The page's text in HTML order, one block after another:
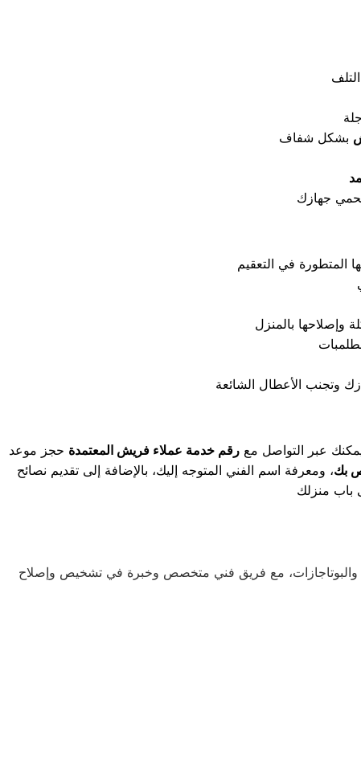
بشكل شفاف
يمكنك عبر التواصل مع رقم خدمة عملاء فريش المعتمدة حجز موعد
بك، ومعرفة اسم الفني المتوجه إليك، بالإضافة إلى تقديم نصائح
والبوتاجازات، مع فريق فني متخصص وخبرة في تشخيص وإصلاح